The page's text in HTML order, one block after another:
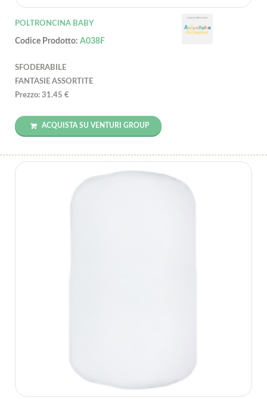
POLTRONCINA BABY
Codice Prodotto: A038F
SFODERABILE
FANTASIE ASSORTITE
Prezzo: 31.45 €
ACQUISTA SU VENTURI GROUP